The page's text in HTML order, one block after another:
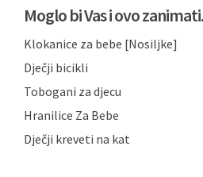
možete pročitati
primjenu
privatnost svojih
podataka te
trećim osobama
možete u svako
dane privole i
Moglo bi Vas i ovo
Klokanice za bebe [Nosiljke]
Dječji bicikli
Tobogani za djecu
Hranilice Za Bebe
Dječji kreveti na kat